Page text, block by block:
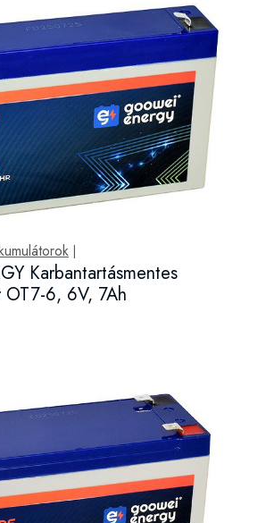
Karbantartásmentes
OT7-6, 6V, 7Ah